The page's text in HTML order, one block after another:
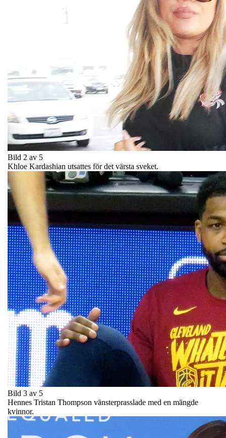
Bild 2 av 5
Khloe Kardashian utsattes för det värsta sveket.
Bild 3 av 5
Hennes Tristan Thompson vänsterprasslade med en mängde
kvinnor.